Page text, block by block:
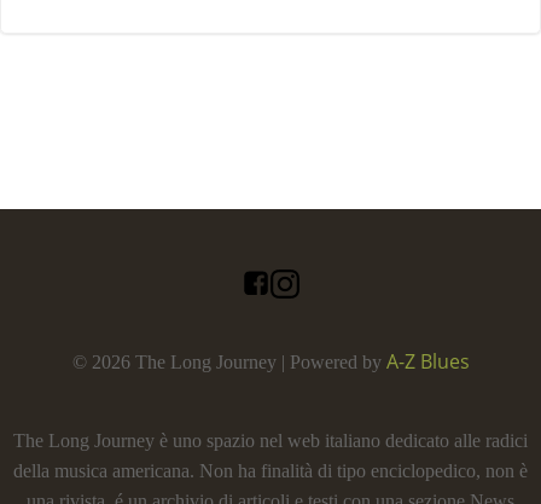
© 2026 The Long Journey | Powered by A-Z Blues
The Long Journey è uno spazio nel web italiano dedicato alle radici
della musica americana. Non ha finalità di tipo enciclopedico, non è